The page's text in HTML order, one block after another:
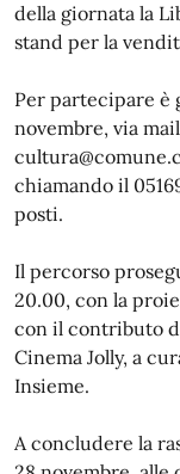
della giornata la
stand per la
Per partecipare è
novembre, via
chiamando il
posti.
Il percorso
20.00, con la
con il contributo
Cinema Jolly, a
Insieme.
A concludere la